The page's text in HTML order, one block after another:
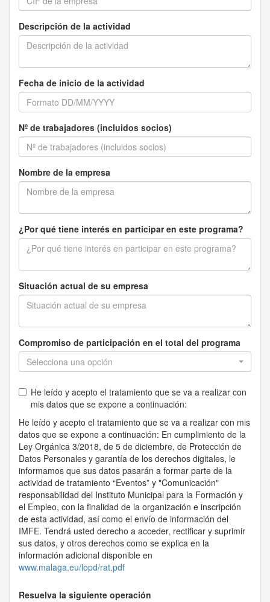
Descripción de la actividad
Fecha de inicio de la actividad
Nº de trabajadores (incluidos socios)
Nombre de la empresa
¿Por qué tiene interés en participar en este programa?
Situación actual de su empresa
Compromiso de participación en el total del programa
Selecciona una opción
He leído y acepto el tratamiento que se va a realizar con
mis datos que se expone a continuación:
He leído y acepto el tratamiento que se va a realizar con mis
datos que se expone a continuación: En cumplimiento de la
Ley Orgánica 3/2018, de 5 de diciembre, de Protección de
Datos Personales y garantía de los derechos digitales, le
informamos que sus datos pasarán a formar parte de la
actividad de tratamiento “Eventos” y "Comunicación"
responsabilidad del Instituto Municipal para la Formación y
el Empleo, con la finalidad de la organización e inscripción
de esta actividad, así como el envío de información del
IMFE. Tendrá usted derecho a acceder, rectificar y suprimir
sus datos, y otros derechos como se explica en la
información adicional disponible en
www.malaga.eu/lopd/rat.pdf
Resuelva la siguiente operación